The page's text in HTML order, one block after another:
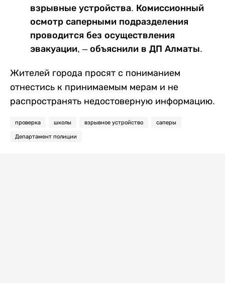
взрывные устройства. Комиссионный
осмотр саперными подразделения
проводится без осуществления
эвакуации, – объяснили в ДП Алматы.
Жителей города просят с пониманием
отнестись к принимаемым мерам и не
распространять недостоверную информацию.
проверка школы взрывное устройство саперы
Департамент полиции